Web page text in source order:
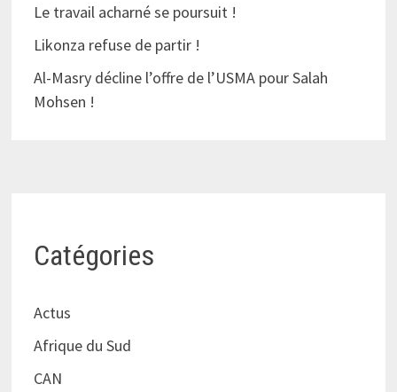
Le travail acharné se poursuit !
Likonza refuse de partir !
Al-Masry décline l’offre de l’USMA pour Salah
Mohsen !
Catégories
Actus
Afrique du Sud
CAN